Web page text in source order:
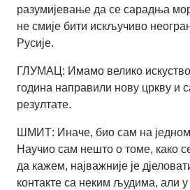
разумијевање да се сарадња
не смије бити искључиво
Русије.
ГЛУМАЦ: Имамо велико искуство
година направили нову цркву и
резултате.
ШМИТ: Иначе, био сам на једном
Научио сам нешто о томе, како
да кажем, најважније је
контакте са неким људима, али